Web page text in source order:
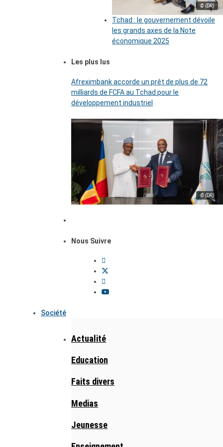
© (DR)
Tchad : le gouvernement dévoile
les grands axes de la Note
économique 2025
Les plus lus
Afreximbank accorde un prêt de plus de 72
milliards de FCFA au Tchad pour le
développement industriel
© (DR)
Nous Suivre
Société
Actualité
Education
Faits divers
Medias
Jeunesse